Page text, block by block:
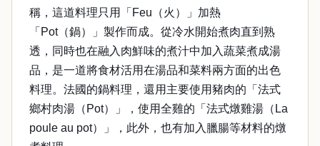
稱，這道料理只用「Feu（火）」加熱
「Pot（鍋）」製作而成。從冷水開始煮肉直到熟
透，同時也在融入肉鮮味的煮汁中加入蔬菜煮成湯
品，是一道將食材活用在湯品和菜料兩方面的出色
料理。法國的鍋料理，還用主要使用豬肉的「法式
鄉村肉湯（Pot）」，使用全雞的「法式燉雞湯（La
poule au pot）」，此外，也有加入臘腸等材料的燉